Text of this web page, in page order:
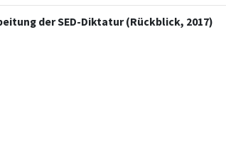
der SED-Diktatur (Rückblick, 2017)